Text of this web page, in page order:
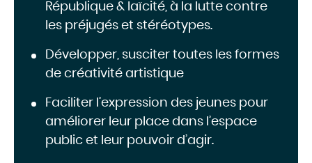
République & laïcité, à la lutte contre
les préjugés et stéréotypes.
Développer, susciter toutes les formes
de créativité artistique
Faciliter l’expression des jeunes pour
améliorer leur place dans l’espace
public et leur pouvoir d’agir.